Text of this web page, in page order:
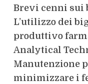
Brevi cenni sui
L’utilizzo dei
produttivo
Analytical
Manutenzione
minimizzare i